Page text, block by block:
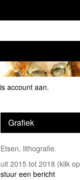
account aan.
Grafiek
Etsen, lithografie.
uit 2015 tot 2018 (klik
stuur een bericht